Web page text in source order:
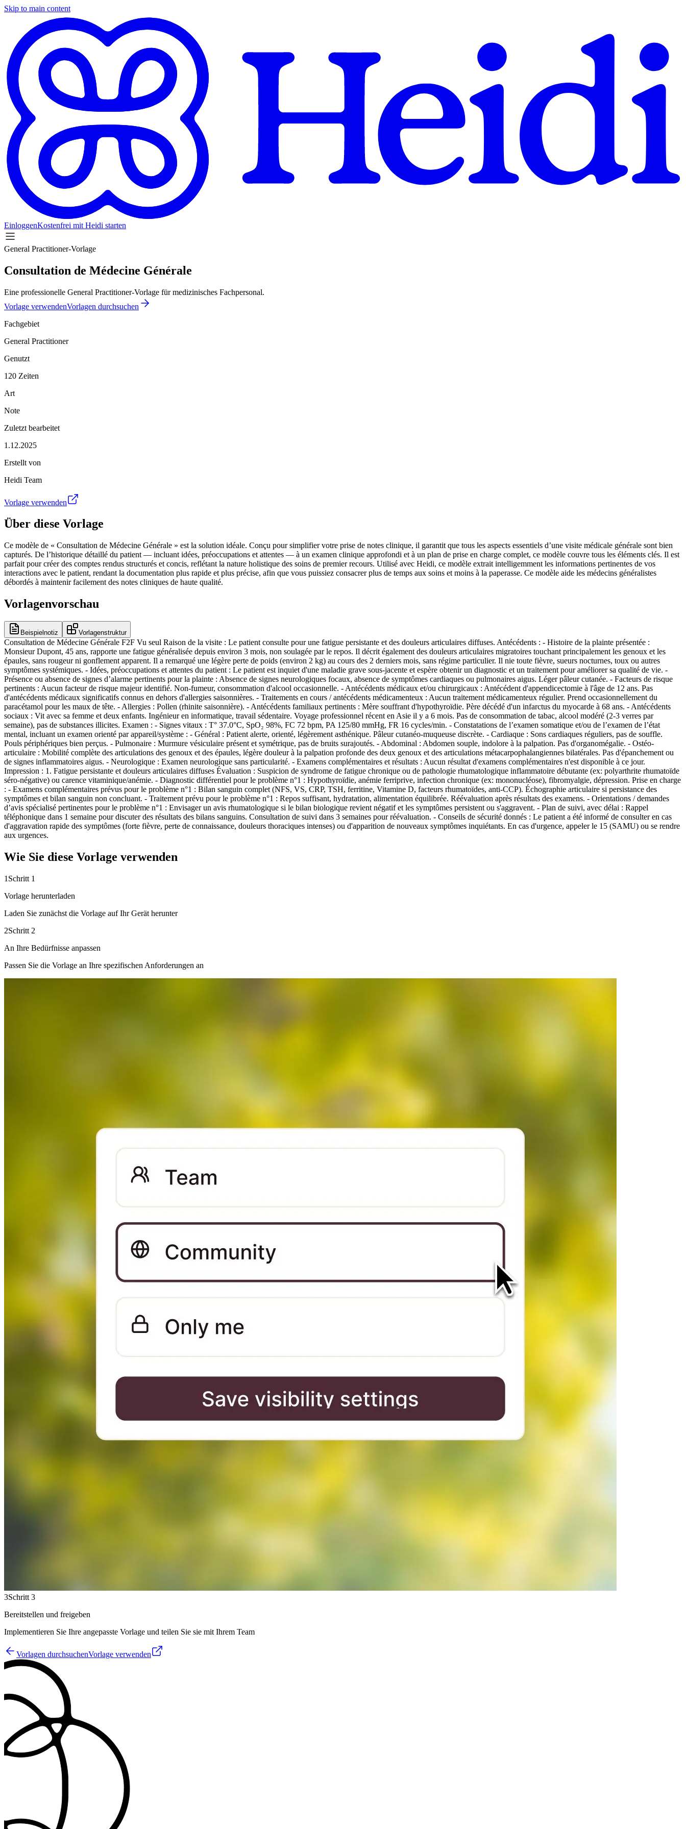
Skip to main content
EinloggenKostenfrei mit Heidi starten
General Practitioner-Vorlage
Consultation de Médecine Générale
Eine professionelle General Practitioner-Vorlage für medizinisches Fachpersonal.
Vorlage verwendenVorlagen durchsuchen
Fachgebiet
General Practitioner
Genutzt
120 Zeiten
Art
Note
Zuletzt bearbeitet
1.12.2025
Erstellt von
Heidi Team
Vorlage verwenden
Über diese Vorlage
Ce modèle de « Consultation de Médecine Générale » est la solution idéale. Conçu pour simplifier votre prise de notes clinique, il garantit que tous les aspects essentiels d’une visite médicale générale sont bien
capturés. De l’historique détaillé du patient — incluant idées, préoccupations et attentes — à un examen clinique approfondi et à un plan de prise en charge complet, ce modèle couvre tous les éléments clés. Il est
parfait pour créer des comptes rendus structurés et concis, reflétant la nature holistique des soins de premier recours. Utilisé avec Heidi, ce modèle extrait intelligemment les informations pertinentes de vos
interactions avec le patient, rendant la documentation plus rapide et plus précise, afin que vous puissiez consacrer plus de temps aux soins et moins à la paperasse. Ce modèle aide les médecins généralistes
débordés à maintenir facilement des notes cliniques de haute qualité.
Vorlagenvorschau
Beispielnotiz Vorlagenstruktur
Consultation de Médecine Générale F2F Vu seul Raison de la visite : Le patient consulte pour une fatigue persistante et des douleurs articulaires diffuses. Antécédents : - Histoire de la plainte présentée :
Monsieur Dupont, 45 ans, rapporte une fatigue généralisée depuis environ 3 mois, non soulagée par le repos. Il décrit également des douleurs articulaires migratoires touchant principalement les genoux et les
épaules, sans rougeur ni gonflement apparent. Il a remarqué une légère perte de poids (environ 2 kg) au cours des 2 derniers mois, sans régime particulier. Il nie toute fièvre, sueurs nocturnes, toux ou autres
symptômes systémiques. - Idées, préoccupations et attentes du patient : Le patient est inquiet d'une maladie grave sous-jacente et espère obtenir un diagnostic et un traitement pour améliorer sa qualité de vie. -
Présence ou absence de signes d’alarme pertinents pour la plainte : Absence de signes neurologiques focaux, absence de symptômes cardiaques ou pulmonaires aigus. Léger pâleur cutanée. - Facteurs de risque
pertinents : Aucun facteur de risque majeur identifié. Non-fumeur, consommation d'alcool occasionnelle. - Antécédents médicaux et/ou chirurgicaux : Antécédent d'appendicectomie à l'âge de 12 ans. Pas
d'antécédents médicaux significatifs connus en dehors d'allergies saisonnières. - Traitements en cours / antécédents médicamenteux : Aucun traitement médicamenteux régulier. Prend occasionnellement du
paracétamol pour les maux de tête. - Allergies : Pollen (rhinite saisonnière). - Antécédents familiaux pertinents : Mère souffrant d'hypothyroïdie. Père décédé d'un infarctus du myocarde à 68 ans. - Antécédents
sociaux : Vit avec sa femme et deux enfants. Ingénieur en informatique, travail sédentaire. Voyage professionnel récent en Asie il y a 6 mois. Pas de consommation de tabac, alcool modéré (2-3 verres par
semaine), pas de substances illicites. Examen : - Signes vitaux : T° 37.0°C, SpO₂ 98%, FC 72 bpm, PA 125/80 mmHg, FR 16 cycles/min. - Constatations de l’examen somatique et/ou de l’examen de l’état
mental, incluant un examen orienté par appareil/système : - Général : Patient alerte, orienté, légèrement asthénique. Pâleur cutanéo-muqueuse discrète. - Cardiaque : Sons cardiaques réguliers, pas de souffle.
Pouls périphériques bien perçus. - Pulmonaire : Murmure vésiculaire présent et symétrique, pas de bruits surajoutés. - Abdominal : Abdomen souple, indolore à la palpation. Pas d'organomégalie. - Ostéo-
articulaire : Mobilité complète des articulations des genoux et des épaules, légère douleur à la palpation profonde des deux genoux et des articulations métacarpophalangiennes bilatérales. Pas d'épanchement ou
de signes inflammatoires aigus. - Neurologique : Examen neurologique sans particularité. - Examens complémentaires et résultats : Aucun résultat d'examens complémentaires n'est disponible à ce jour.
Impression : 1. Fatigue persistante et douleurs articulaires diffuses Évaluation : Suspicion de syndrome de fatigue chronique ou de pathologie rhumatologique inflammatoire débutante (ex: polyarthrite rhumatoïde
séro-négative) ou carence vitaminique/anémie. - Diagnostic différentiel pour le problème n°1 : Hypothyroïdie, anémie ferriprive, infection chronique (ex: mononucléose), fibromyalgie, dépression. Prise en charge
: - Examens complémentaires prévus pour le problème n°1 : Bilan sanguin complet (NFS, VS, CRP, TSH, ferritine, Vitamine D, facteurs rhumatoïdes, anti-CCP). Échographie articulaire si persistance des
symptômes et bilan sanguin non concluant. - Traitement prévu pour le problème n°1 : Repos suffisant, hydratation, alimentation équilibrée. Réévaluation après résultats des examens. - Orientations / demandes
d’avis spécialisé pertinentes pour le problème n°1 : Envisager un avis rhumatologique si le bilan biologique revient négatif et les symptômes persistent ou s'aggravent. - Plan de suivi, avec délai : Rappel
téléphonique dans 1 semaine pour discuter des résultats des bilans sanguins. Consultation de suivi dans 3 semaines pour réévaluation. - Conseils de sécurité donnés : Le patient a été informé de consulter en cas
d'aggravation rapide des symptômes (forte fièvre, perte de connaissance, douleurs thoraciques intenses) ou d'apparition de nouveaux symptômes inquiétants. En cas d'urgence, appeler le 15 (SAMU) ou se rendre
aux urgences.
Wie Sie diese Vorlage verwenden
1 Schritt 1
Vorlage herunterladen
Laden Sie zunächst die Vorlage auf Ihr Gerät herunter
2Schritt 2
An Ihre Bedürfnisse anpassen
Passen Sie die Vorlage an Ihre spezifischen Anforderungen an
3Schritt 3
Bereitstellen und freigeben
Implementieren Sie Ihre angepasste Vorlage und teilen Sie sie mit Ihrem Team
Vorlagen durchsuchenVorlage verwenden